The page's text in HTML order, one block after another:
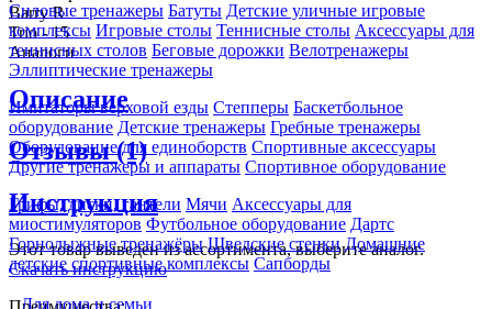
Силовые тренажеры Батуты Детские уличные игровые
комплексы Игровые столы Теннисные столы Аксессуары для
теннисных столов Беговые дорожки Велотренажеры
Эллиптические тренажеры
Имитаторы верховой езды Степперы Баскетбольное
оборудование Детские тренажеры Гребные тренажеры
Оборудование для единоборств Спортивные аксессуары
Другие тренажеры и аппараты Спортивное оборудование
Грифы, диски, гантели Мячи Аксессуары для
миостимуляторов Футбольное оборудование Дартс
Горнолыжные тренажёры Шведские стенки Домашние
детские спортивные комплексы Сапборды
Для дома и семьи
Аналоги
Описание
Отзывы (1)
Инструкция
Этот товар выведен из ассортимента,выберите аналог.
Скачать инструкцию